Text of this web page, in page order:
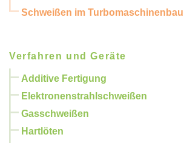
Schweißen im Turbomaschinenbau
Verfahren und Geräte
Additive Fertigung
Elektronenstrahlschweißen
Gasschweißen
Hartlöten